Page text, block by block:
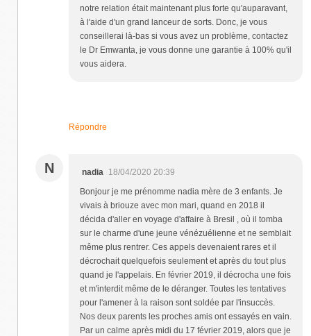
notre relation était maintenant plus forte qu'auparavant,
à l'aide d'un grand lanceur de sorts. Donc, je vous
conseillerai là-bas si vous avez un problème, contactez
le Dr Emwanta, je vous donne une garantie à 100% qu'il
vous aidera.
Répondre
N nadia
18/04/2020 20:39
Bonjour je me prénomme nadia mère de 3 enfants. Je
vivais à briouze avec mon mari, quand en 2018 il
décida d'aller en voyage d'affaire à Bresil , où il tomba
sur le charme d'une jeune vénézuélienne et ne semblait
même plus rentrer. Ces appels devenaient rares et il
décrochait quelquefois seulement et après du tout plus
quand je l'appelais. En février 2019, il décrocha une fois
et m'interdit même de le déranger. Toutes les tentatives
pour l'amener à la raison sont soldée par l'insuccès.
Nos deux parents les proches amis ont essayés en vain.
Par un calme après midi du 17 février 2019, alors que je